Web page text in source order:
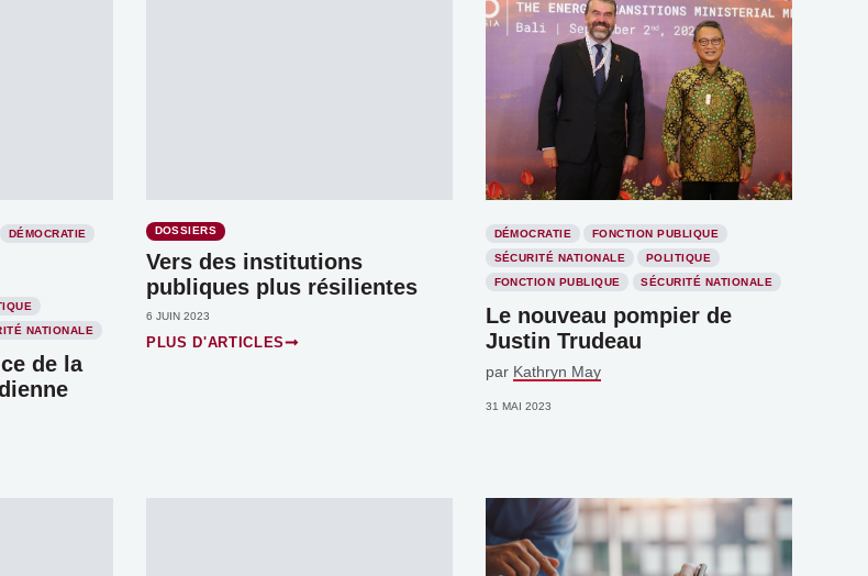
DÉMOCRATIE
NATIONALE
de la
DOSSIERS
Vers des institutions
publiques plus résilientes
6 JUIN 2023
PLUS D'ARTICLES
DÉMOCRATIE
FONCTION PUBLIQUE
SÉCURITÉ NATIONALE
POLITIQUE
FONCTION PUBLIQUE
SÉCURITÉ NATIONALE
Le nouveau pompier de
Justin Trudeau
par Kathryn May
31 MAI 2023